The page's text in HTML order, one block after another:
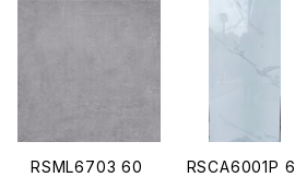
RSML6703 60
RSCA6001P 6